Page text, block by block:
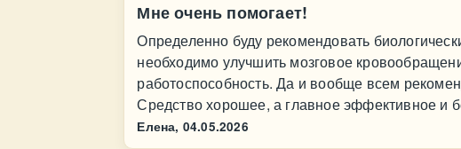
Мне очень помогает!
Определенно буду рекомендовать
необходимо улучшить мозговое
работоспособность. Да и вообще всем
Средство хорошее, а главное эффективное и
Елена, 04.05.2026